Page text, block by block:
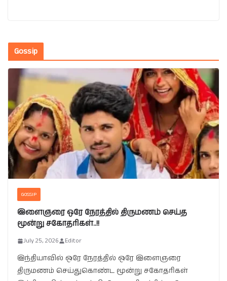
Gossip
GOSSIP
இளைஞரை ஒரே நேரத்தில் திருமணம் செய்த
மூன்று சகோதரிகள்..!!
July 25, 2026 Editor
இந்தியாவில் ஒரே நேரத்தில் ஒரே இளைஞரை
திருமணம் செய்துகொண்ட மூன்று சகோதரிகள்